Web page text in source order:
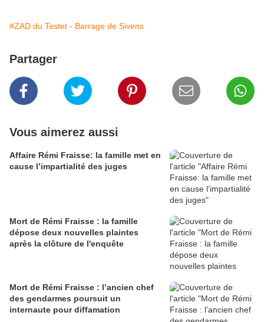
#ZAD du Testet - Barrage de Sivens
Partager
Vous aimerez aussi
Affaire Rémi Fraisse: la famille met en
cause l’impartialité des juges
Mort de Rémi Fraisse : la famille
dépose deux nouvelles plaintes
après la clôture de l'enquête
Mort de Rémi Fraisse : l’ancien chef
des gendarmes poursuit un
internaute pour diffamation